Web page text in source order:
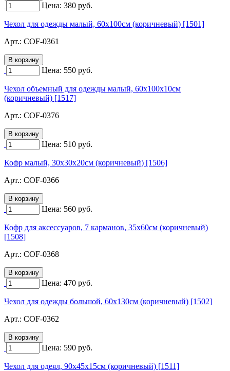
Цена: 380 руб.
Чехол для одежды малый, 60х100см (коричневый) [1501]
Арт.: COF-0361
Цена: 550 руб.
Чехол объемный для одежды малый, 60х100х10см
(коричневый) [1517]
Арт.: COF-0376
Цена: 510 руб.
Кофр малый, 30х30х20см (коричневый) [1506]
Арт.: COF-0366
Цена: 560 руб.
Кофр для аксессуаров, 7 карманов, 35х60см (коричневый)
[1508]
Арт.: COF-0368
Цена: 470 руб.
Чехол для одежды большой, 60х130см (коричневый) [1502]
Арт.: COF-0362
Цена: 590 руб.
Чехол для одеял, 90х45х15см (коричневый) [1511]